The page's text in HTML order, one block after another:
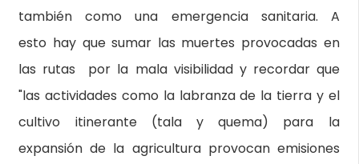
también como una emergencia sanitaria. A
esto hay que sumar las muertes provocadas en
las rutas por la mala visibilidad y recordar que
"las actividades como la labranza de la tierra y el
cultivo itinerante (tala y quema) para la
expansión de la agricultura provocan emisiones